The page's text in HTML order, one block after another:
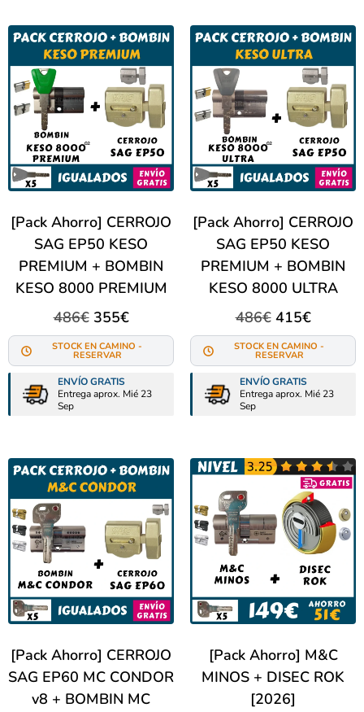
[Pack Ahorro] CERROJO
SAG EP50 KESO
PREMIUM + BOMBIN
KESO 8000 PREMIUM
486€ 355€
STOCK EN CAMINO -
RESERVAR
ENVÍO GRATIS
Entrega aprox. Mié 23
Sep
[Pack Ahorro] CERROJO
SAG EP50 KESO
PREMIUM + BOMBIN
KESO 8000 ULTRA
486€ 415€
STOCK EN CAMINO -
RESERVAR
ENVÍO GRATIS
Entrega aprox. Mié 23
Sep
[Pack Ahorro] CERROJO
SAG EP60 MC CONDOR
v8 + BOMBIN MC
[Pack Ahorro] M&C
MINOS + DISEC ROK
[2026]